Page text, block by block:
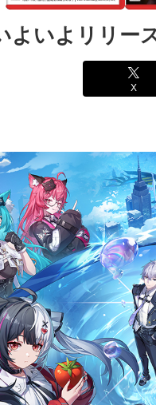
よいよリリー
X